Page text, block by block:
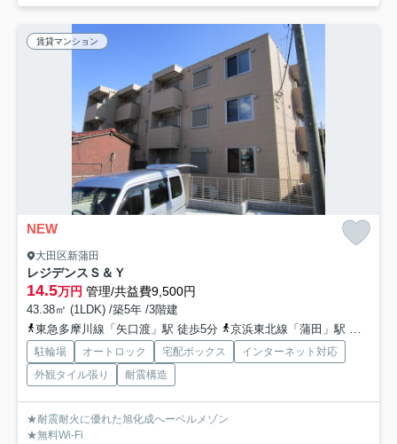
賃貸マンション
NEW
大田区新蒲田
レジデンスＳ＆Ｙ
14.5万円 管理/共益費9,500円
43.38㎡ (1LDK) /築5年 /3階建
東急多摩川線「矢口渡」駅 徒歩5分
京浜東北線「蒲田」駅 徒歩15分
駐輪場 オートロック 宅配ボックス
インターネット対応
外観タイル張り
耐震構造
★耐震耐火に優れた旭化成へーベルメゾン
★無料Wi-Fi